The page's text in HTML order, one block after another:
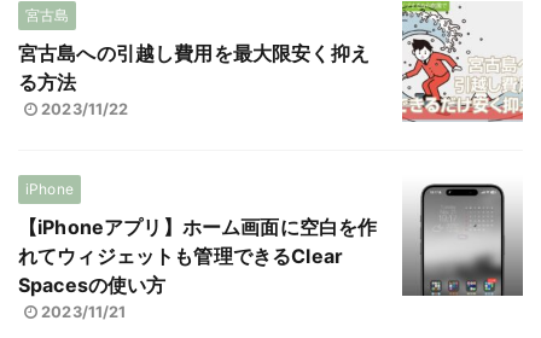
宮古島
宮古島への引越し費用を最大限安く抑え
る方法
2023/11/22
iPhone
【iPhoneアプリ】ホーム画面に空白を作
れてウィジェットも管理できるClear
Spacesの使い方
2023/11/21